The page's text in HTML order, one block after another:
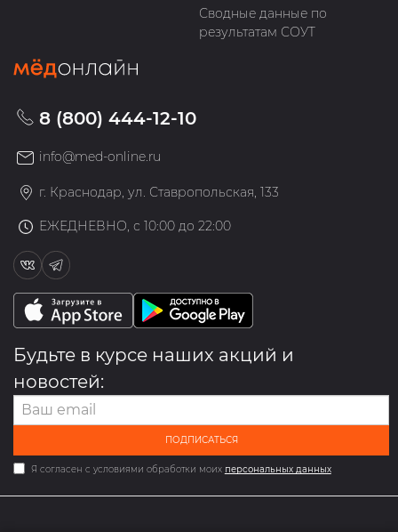
Сводные данные по
результатам СОУТ
8 (800) 444-12-10
info@med-online.ru
г. Краснодар, ул. Ставропольская, 133
ЕЖЕДНЕВНО, с 10:00 до 22:00
Будьте в курсе наших акций и
новостей:
ПОДПИСАТЬСЯ
Я согласен с условиями обработки моих персональных данных